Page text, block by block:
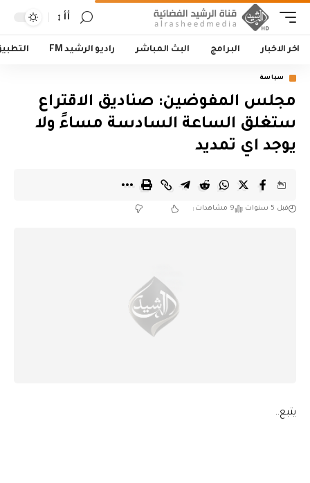
أأ
اخر الاخبار البرامج البث المباشر راديو الرشيد FM
سياسة
مجلس المفوضين: صناديق الاقتراع
ستغلق الساعة السادسة مساءً ولا
يوجد اي تمديد
قبل 5 سنوات 9 مشاهدات
يتبع..